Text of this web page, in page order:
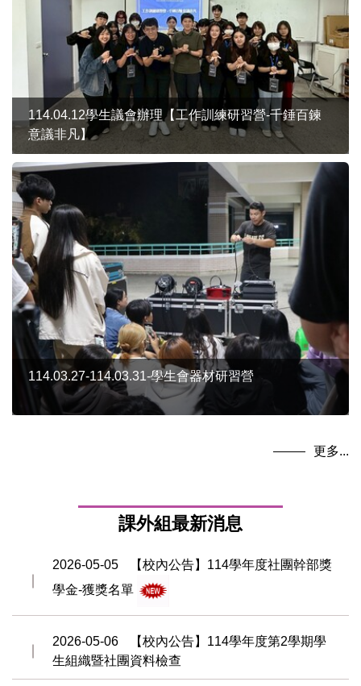
114.04.12學生議會辦理【工作訓練研習營-千錘百鍊
意議非凡】
114.03.27-114.03.31-學生會器材研習營
更多...
課外組最新消息
2026-05-05
【校內公告】114學年度社團幹部獎
學金-獲獎名單
2026-05-06
【校內公告】114學年度第2學期學
生組織暨社團資料檢查